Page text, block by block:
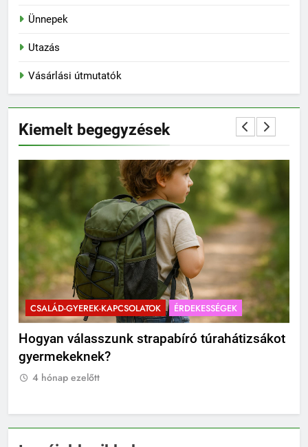
Ünnepek
Utazás
Vásárlási útmutatók
Kiemelt begegyzések
CSALÁD-GYEREK-KAPCSOLATOK ÉRDEKESSÉGEK
Hogyan válasszunk strapabíró túrahátizsákot
gyermekeknek?
4 hónap ezelőtt